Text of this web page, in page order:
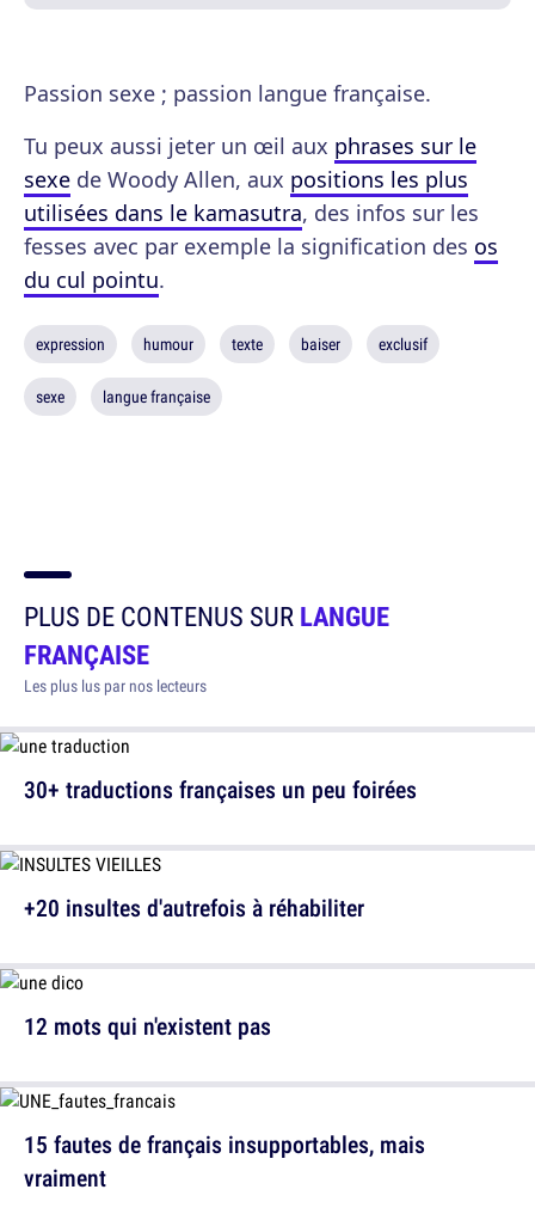
Passion sexe ; passion langue française.
Tu peux aussi jeter un œil aux phrases sur le
sexe de Woody Allen, aux positions les plus
utilisées dans le kamasutra, des infos sur les
fesses avec par exemple la signification des os
du cul pointu.
expression humour texte baiser exclusif
sexe langue française
PLUS DE CONTENUS SURLANGUE
FRANÇAISE
Les plus lus par nos lecteurs
30+ traductions françaises un peu foirées
12 mots qui n'existent pas
+20 insultes d'autrefois à réhabiliter
15 fautes de français insupportables, mais
vraiment